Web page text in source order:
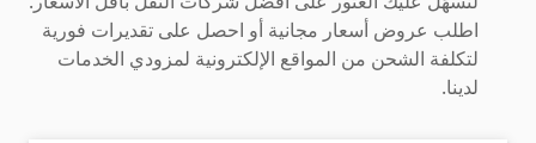
اطلب عروض أسعار مجانية أو احصل على تقديرات فورية
لتكلفة الشحن من المواقع الإلكترونية لمزودي الخدمات
لدينا.